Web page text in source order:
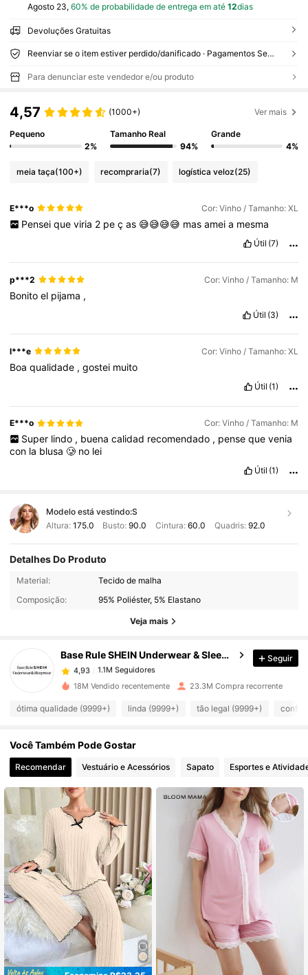
Agosto 23, 60% de probabilidade de entrega em até 12dias
Devoluções Gratuitas
Reenviar se o item estiver perdido/danificado · Pagamentos Seguros · Proteção de privacidade
Para denunciar este vendedor e/ou produto
4,57 (1000+) Ver mais
Pequeno
2%
Tamanho Real
94%
Grande
4%
meia taça(100+) recompraria(7) logística veloz(25)
E***o Cor: Vinho / Tamanho: XL
Pensei que viria 2 pe ç as 😅😅😅😅 mas amei a mesma
Útil (7)
p***2 Cor: Vinho / Tamanho: M
Bonitoel pijama ,
Útil (3)
l***e Cor: Vinho / Tamanho: XL
Boaqualidade ,gostei muito
Útil (1)
E***o Cor: Vinho / Tamanho: M
Super lindo , buena calidad recomendado , pense que venia
con la blusa🥲 no lei
Útil (1)
Modelo está vestindo:S
Altura: 175.0 Busto:90.0 Cintura: 60.0 Quadris: 92.0
Detalhes Do Produto
Material:
Tecido de malha
Composição:
95% Poliéster, 5% Elastano
Veja mais
Base Rule SHEIN Underwear & Sleepwear
1.1M Seguidores
4,93
1.1M Seguidores
v***s
pago1 dia atrás
4,93 1.1M Seguidores
4,93 1.1M Seguidores
4,93 1.1M Seguidores
4,93 1.1M Seguidores
1.1M Seguidores
4,93 1.1M Seguidores
1.1M Seguidores
Seguir
18M Vendido recentemente 23.3M Compra recorrente
ótima qualidade (9999+) linda (9999+) tão legal (9999+)
Você Também Pode Gostar
Recomendar Vestuário e Acessórios Sapato Esportes e